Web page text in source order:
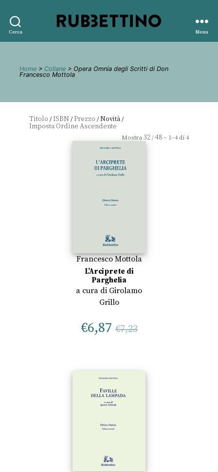
Cerca
editore
Menu
Home > Collane > Opera Omnia degli Scritti di Don
Francesco Mottola
Titolo /ISBN /Prezzo /Novità/
Mostra32/48– 1–4 di 4
Francesco Mottola
L’Arciprete di
Parghelia
a cura di Girolamo
Grillo
€6,87 €7,23